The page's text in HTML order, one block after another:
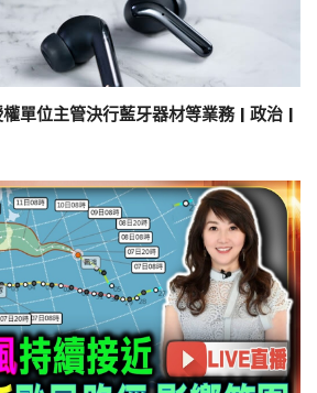
單位主管決行藍牙器材等業務 | 政治 |